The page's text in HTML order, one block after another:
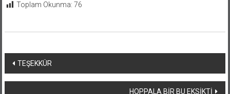
Toplam Okunma: 76
Yazı
dolaşımı
TEŞEKKÜR
HOPPALA BİR BU EKSİKTİ